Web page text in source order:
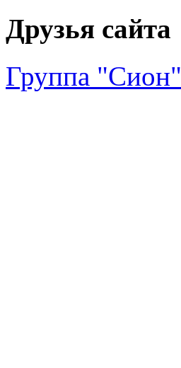
Друзья сайта
Группа "Сион"